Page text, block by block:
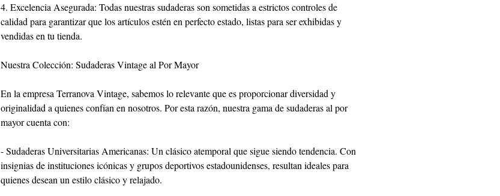
4. Excelencia Asegurada: Todas nuestras sudaderas son sometidas a estrictos controles de
calidad para garantizar que los artículos estén en perfecto estado, listas para ser exhibidas y
vendidas en tu tienda.
Nuestra Colección: Sudaderas Vintage al Por Mayor
En la empresa Terranova Vintage, sabemos lo relevante que es proporcionar diversidad y
originalidad a quienes confían en nosotros. Por esta razón, nuestra gama de sudaderas al por
mayor cuenta con:
- Sudaderas Universitarias Americanas: Un clásico atemporal que sigue siendo tendencia. Con
insignias de instituciones icónicas y grupos deportivos estadounidenses, resultan ideales para
quienes desean un estilo clásico y relajado.